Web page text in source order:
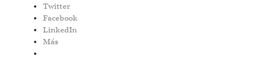
Twitter
Facebook
LinkedIn
Más